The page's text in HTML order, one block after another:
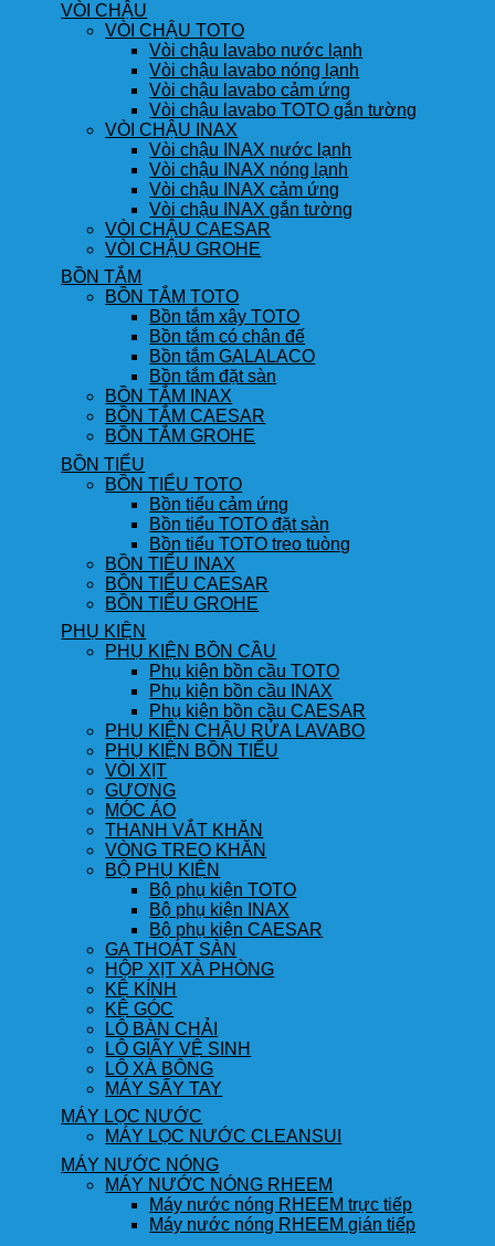
VÒI CHẬU
VÒI CHẬU TOTO
Vòi chậu lavabo nước lạnh
Vòi chậu lavabo nóng lạnh
Vòi chậu lavabo cảm ứng
Vòi chậu lavabo TOTO gắn tường
VÒI CHẬU INAX
Vòi chậu INAX nước lạnh
Vòi chậu INAX nóng lạnh
Vòi chậu INAX cảm ứng
Vòi chậu INAX gắn tường
VÒI CHẬU CAESAR
VÒI CHẬU GROHE
BỒN TẮM
BỒN TẮM TOTO
Bồn tắm xây TOTO
Bồn tắm có chân đế
Bồn tắm GALALACO
Bồn tắm đặt sàn
BỒN TẮM INAX
BỒN TẮM CAESAR
BỒN TẮM GROHE
BỒN TIỂU
BỒN TIỂU TOTO
Bồn tiểu cảm ứng
Bồn tiểu TOTO đặt sàn
Bồn tiểu TOTO treo tuòng
BỒN TIỂU INAX
BỒN TIỂU CAESAR
BỒN TIỂU GROHE
PHỤ KIỆN
PHỤ KIỆN BỒN CẦU
Phụ kiện bồn cầu TOTO
Phụ kiện bồn cầu INAX
Phụ kiện bồn cầu CAESAR
PHỤ KIỆN CHẬU RỬA LAVABO
PHỤ KIỆN BỒN TIỂU
VÒI XỊT
GƯƠNG
MÓC ÁO
THANH VẮT KHĂN
VÒNG TREO KHĂN
BỘ PHỤ KIỆN
Bộ phụ kiện TOTO
Bộ phụ kiện INAX
Bộ phụ kiện CAESAR
GA THOÁT SÀN
HỘP XỊT XÀ PHÒNG
KỆ KÍNH
KỆ GÓC
LÔ BÀN CHẢI
LÔ GIẤY VỆ SINH
LÔ XÀ BÔNG
MÁY SẤY TAY
MÁY LỌC NƯỚC
MÁY LỌC NƯỚC CLEANSUI
MÁY NƯỚC NÓNG
MÁY NƯỚC NÓNG RHEEM
Máy nước nóng RHEEM trực tiếp
Máy nước nóng RHEEM gián tiếp